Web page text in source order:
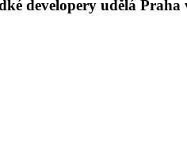
developery udělá Praha